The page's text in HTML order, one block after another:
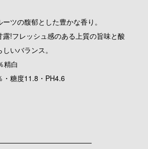
ツの馥郁とした豊かな香り。
!フレッシュ感のある上質の旨味と酸
いバランス。
白
糖度11.8・PH4.6